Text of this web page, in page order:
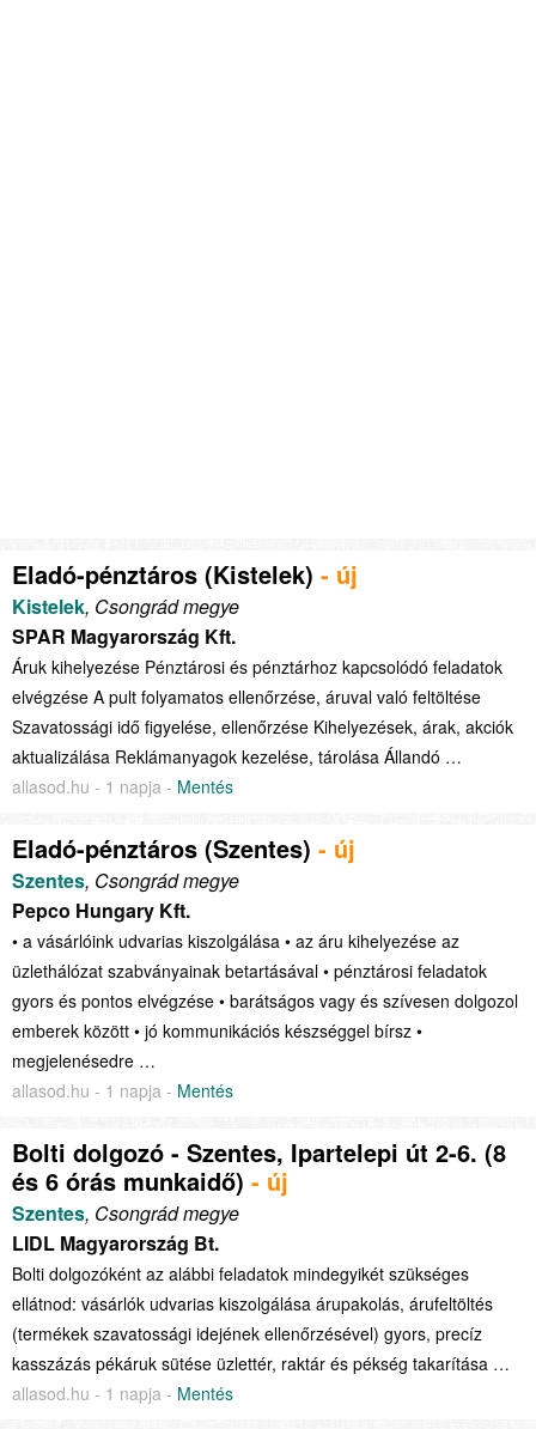
Eladó-pénztáros (Kistelek) - új
Kistelek, Csongrád megye
SPAR Magyarország Kft.
Áruk kihelyezése Pénztárosi és pénztárhoz kapcsolódó feladatok
elvégzése A pult folyamatos ellenőrzése, áruval való feltöltése
Szavatossági idő figyelése, ellenőrzése Kihelyezések, árak, akciók
aktualizálása Reklámanyagok kezelése, tárolása Állandó …
allasod.hu - 1 napja - Mentés
Eladó-pénztáros (Szentes) - új
Szentes, Csongrád megye
Pepco Hungary Kft.
• a vásárlóink udvarias kiszolgálása • az áru kihelyezése az
üzlethálózat szabványainak betartásával • pénztárosi feladatok
gyors és pontos elvégzése • barátságos vagy és szívesen dolgozol
emberek között • jó kommunikációs készséggel bírsz •
megjelenésedre …
allasod.hu - 1 napja - Mentés
Bolti dolgozó - Szentes, Ipartelepi út 2-6. (8
és 6 órás munkaidő) - új
Szentes, Csongrád megye
LIDL Magyarország Bt.
Bolti dolgozóként az alábbi feladatok mindegyikét szükséges
ellátnod: vásárlók udvarias kiszolgálása árupakolás, árufeltöltés
(termékek szavatossági idejének ellenőrzésével) gyors, precíz
kasszázás pékáruk sütése üzlettér, raktár és pékség takarítása …
allasod.hu - 1 napja - Mentés